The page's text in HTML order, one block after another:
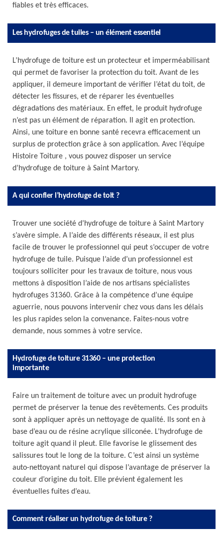
fiables et très efficaces.
Les hydrofuges de tuiles – un élément essentiel
L’hydrofuge de toiture est un protecteur et imperméabilisant
qui permet de favoriser la protection du toit. Avant de les
appliquer, il demeure important de vérifier l’état du toit, de
détecter les fissures, et de réparer les éventuelles
dégradations des matériaux. En effet, le produit hydrofuge
n’est pas un élément de réparation. Il agit en protection.
Ainsi, une toiture en bonne santé recevra efficacement un
surplus de protection grâce à son application. Avec l’équipe
Histoire Toiture , vous pouvez disposer un service
d’hydrofuge de toiture à Saint Martory.
A qui confier l’hydrofuge de toit ?
Trouver une société d’hydrofuge de toiture à Saint Martory
s’avère simple. A l’aide des différents réseaux, il est plus
facile de trouver le professionnel qui peut s’occuper de votre
hydrofuge de tuile. Puisque l’aide d’un professionnel est
toujours solliciter pour les travaux de toiture, nous vous
mettons à disposition l’aide de nos artisans spécialistes
hydrofuges 31360. Grâce à la compétence d’une équipe
aguerrie, nous pouvons intervenir chez vous dans les délais
les plus rapides selon la convenance. Faites-nous votre
demande, nous sommes à votre service.
Hydrofuge de toiture 31360 – une protection
importante
Faire un traitement de toiture avec un produit hydrofuge
permet de préserver la tenue des revêtements. Ces produits
sont à appliquer après un nettoyage de qualité. Ils sont en à
base d’eau ou de résine acrylique siliconée. L’hydrofuge de
toiture agit quand il pleut. Elle favorise le glissement des
salissures tout le long de la toiture. C’est ainsi un système
auto-nettoyant naturel qui dispose l’avantage de préserver la
couleur d’origine du toit. Elle prévient également les
éventuelles fuites d’eau.
Comment réaliser un hydrofuge de toiture ?